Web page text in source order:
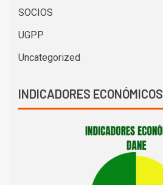
SOCIOS
UGPP
Uncategorized
INDICADORES ECONÓMICOS